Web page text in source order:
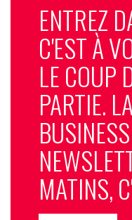
ENTREZ
C'EST À
LE COUP
PARTIE.
MATINS,